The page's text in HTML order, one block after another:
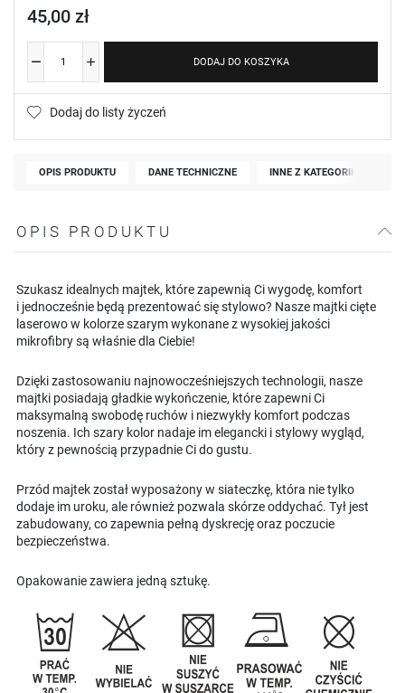
45,00 zł
DODAJ DO KOSZYKA
Dodaj do listy życzeń
OPIS PRODUKTU DANE TECHNICZNE INNE Z KATEGORII
OPIS PRODUKTU
Szukasz idealnych majtek, które zapewnią Ci wygodę, komfort
i jednocześnie będą prezentować się stylowo? Nasze majtki cięte
laserowo w kolorze szarym wykonane z wysokiej jakości
mikrofibry są właśnie dla Ciebie!
Dzięki zastosowaniu najnowocześniejszych technologii, nasze
majtki posiadają gładkie wykończenie, które zapewni Ci
maksymalną swobodę ruchów i niezwykły komfort podczas
noszenia. Ich szary kolor nadaje im elegancki i stylowy wygląd,
który z pewnością przypadnie Ci do gustu.
Przód majtek został wyposażony w siateczkę, która nie tylko
dodaje im uroku, ale również pozwala skórze oddychać. Tył jest
zabudowany, co zapewnia pełną dyskrecję oraz poczucie
bezpieczeństwa.
Opakowanie zawiera jedną sztukę.